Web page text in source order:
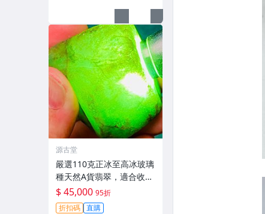
源古堂
嚴選110克正冰至高冰玻璃
種天然A貨翡翠，適合收藏
與把玩 天然A貨翡翠 玻璃
種 110克
$ 45,000 95折
折扣碼 直購